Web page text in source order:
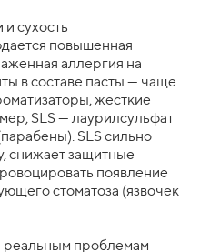
сухость
повышенная
аллергия на
в составе пасты — чаще
жесткие
SLS — лаурилсульфат
SLS сильно
снижает защитные
появление
стоматоза (язвочек
реальным проблемам